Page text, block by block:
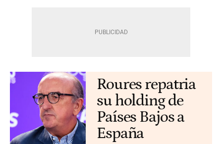
Roures repatria
su holding de
Países Bajos a
España